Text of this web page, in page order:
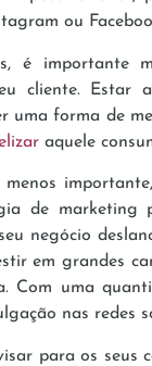
ou
é importante
cliente. Estar
uma forma de
aquele
de marketing
negócio
em grandes
Com uma
nas redes
para os seus